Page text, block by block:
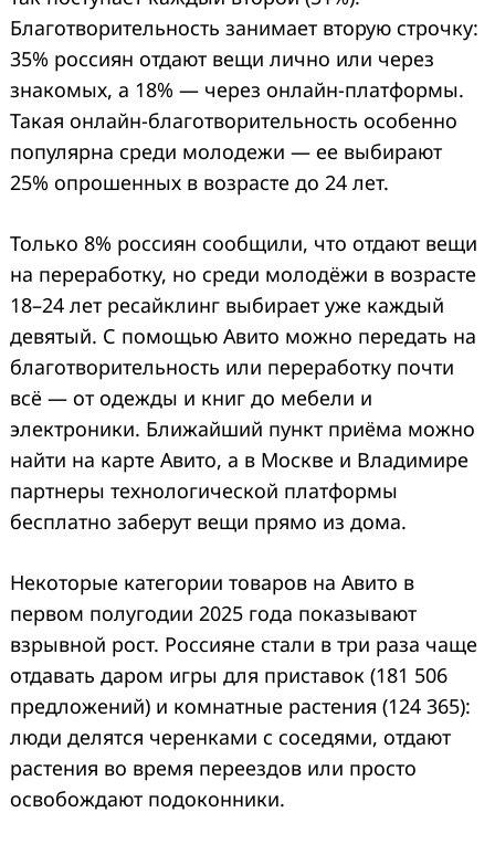
Благотворительность занимает вторую строчку:
35% россиян отдают вещи лично или через
знакомых, а 18% — через онлайн-платформы.
Такая онлайн-благотворительность особенно
популярна среди молодежи — ее выбирают
25% опрошенных в возрасте до 24 лет.
Только 8% россиян сообщили, что отдают вещи
на переработку, но среди молодёжи в возрасте
18–24 лет ресайклинг выбирает уже каждый
девятый. С помощью Авито можно передать на
благотворительность или переработку почти
всё — от одежды и книг до мебели и
электроники. Ближайший пункт приёма можно
найти на карте Авито, а в Москве и Владимире
партнеры технологической платформы
бесплатно заберут вещи прямо из дома.
Некоторые категории товаров на Авито в
первом полугодии 2025 года показывают
взрывной рост. Россияне стали в три раза чаще
отдавать даром игры для приставок (181 506
предложений) и комнатные растения (124 365):
люди делятся черенками с соседями, отдают
растения во время переездов или просто
освобождают подоконники.